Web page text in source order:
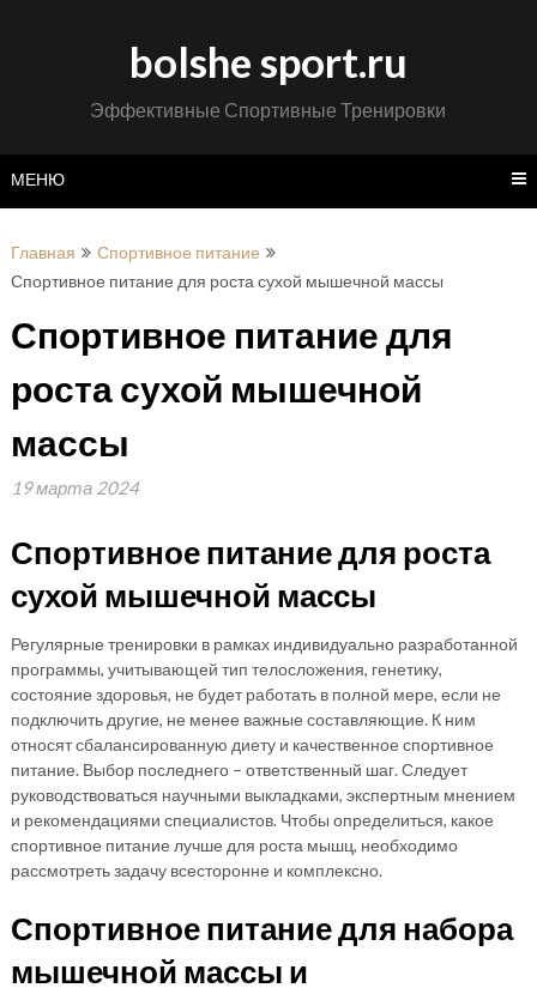
bolshe sport.ru
Эффективные Спортивные Тренировки
МЕНЮ
Главная
Спортивное питание
Спортивное питание для роста сухой мышечной массы
Спортивное питание для
роста сухой мышечной
массы
19 марта 2024
Спортивное питание для роста
сухой мышечной массы
Регулярные тренировки в рамках индивидуально разработанной
программы, учитывающей тип телосложения, генетику,
состояние здоровья, не будет работать в полной мере, если не
подключить другие, не менее важные составляющие. К ним
относят сбалансированную диету и качественное спортивное
питание. Выбор последнего – ответственный шаг. Следует
руководствоваться научными выкладками, экспертным мнением
и рекомендациями специалистов. Чтобы определиться, какое
спортивное питание лучше для роста мышц, необходимо
рассмотреть задачу всесторонне и комплексно.
Спортивное питание для набора
мышечной массы и